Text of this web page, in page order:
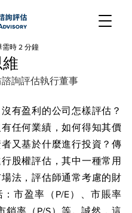
需時 2 分鐘
詢評估執行董事
有盈利的公司怎樣評估？
任何業績，如何得知其價
又基於什麼進行投資？傳
股權評估，其中一種常用
法，評估師通常考慮的財
市盈率（P/E）、市賬率
銷率（P/S）等。誠然，這